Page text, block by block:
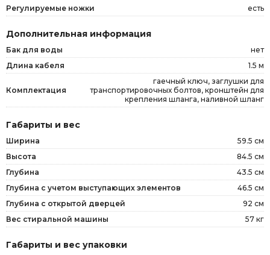
Регулируемые ножки есть
Дополнительная информация
Бак для воды
нет
Длина кабеля
1.5 м
Комплектация
гаечный ключ, заглушки для
транспортировочных болтов, кронштейн для
крепления шланга, наливной шланг
Габариты и вес
Ширина
59.5 см
Высота
84.5 см
Глубина
43.5 см
Глубина с учетом выступающих элементов
46.5 см
Глубина с открытой дверцей
92 см
Вес стиральной машины
57 кг
Габариты и вес упаковки